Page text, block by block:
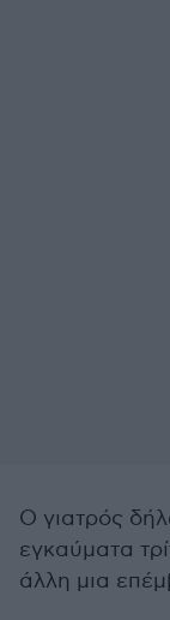
Ο γιατρός
εγκαύματα
άλλη μια